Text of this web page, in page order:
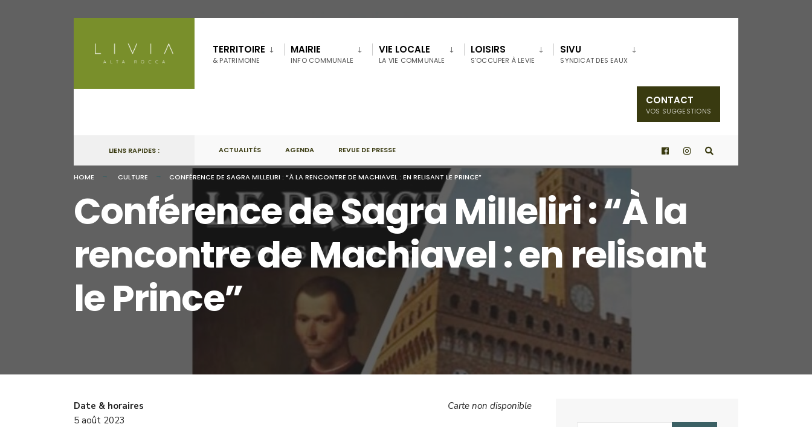
content
TERRITOIRE
& PATRIMOINE
MAIRIE
INFO COMMUNALE
VIE LOCALE
LA VIE COMMUNALE
LOISIRS
S’OCCUPER À LEVIE
SIVU
SYNDICAT DES EAUX
CONTACT
VOS SUGGESTIONS
LIENS RAPIDES : ACTUALITÉS AGENDA REVUE DE PRESSE
HOME CULTURE CONFÉRENCE DE SAGRA MILLELIRI : “À LA RENCONTRE DE MACHIAVEL : EN RELISANT LE PRINCE”
Conférence de Sagra Milleliri : “À la
rencontre de Machiavel : en relisant
le Prince”
Carte non disponible
Date & horaires
5 août 2023